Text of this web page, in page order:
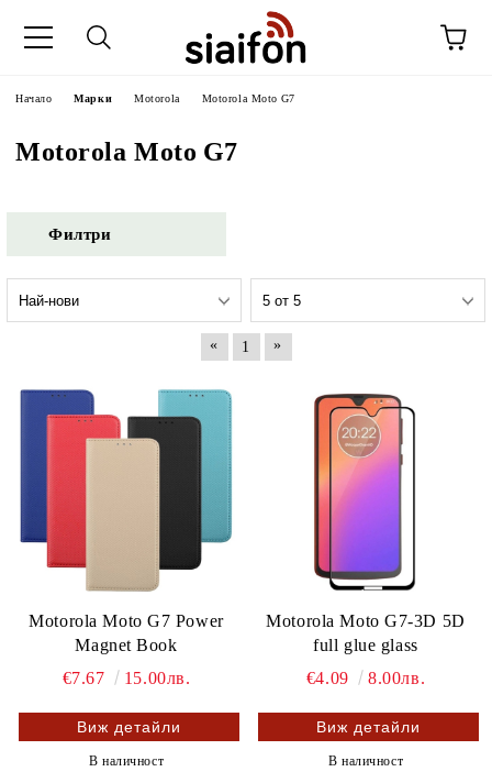
Начало Марки Motorola Motorola Moto G7
Motorola Moto G7
Филтри
« 1 »
Motorola Moto G7 Power
Magnet Book
€7.67
15.00лв.
Виж детайли
В наличност
Motorola Moto G7-3D 5D
full glue glass
€4.09
8.00лв.
Виж детайли
В наличност